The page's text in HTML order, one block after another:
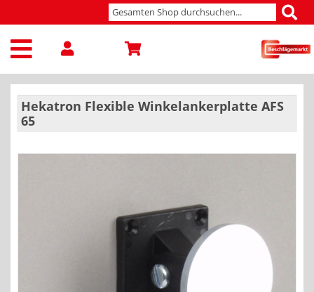
Hekatron Flexible Winkelankerplatte AFS
65